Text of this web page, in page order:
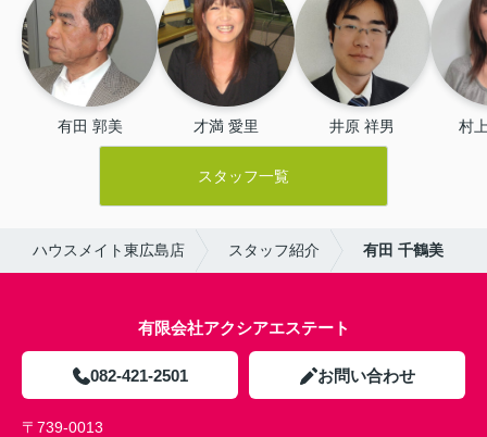
有田 郭美 才満 愛里 井原 祥男 村
スタッフ一覧
ハウスメイト東広島店 スタッフ紹介 有田 千鶴美
有限会社アクシアエステート
082-421-2501 お問い合わせ
〒739-0013